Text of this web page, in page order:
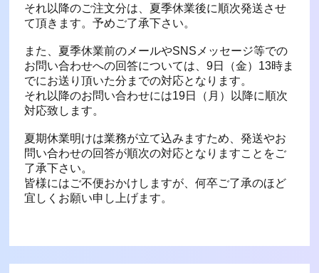
それ以降のご注文分は、夏季休業後に順次発送させ
て頂きます。予めご了承下さい。
また、夏季休業前のメールやSNSメッセージ等での
お問い合わせへの回答については、9日（金）13時ま
でにお送り頂いた分までの対応となります。
それ以降のお問い合わせには19日（月）以降に順次
対応致します。
夏期休業明けは業務が立て込みますため、発送やお
問い合わせの回答が順次の対応となりますことをご
了承下さい。
皆様にはご不便おかけしますが、何卒ご了承のほど
宜しくお願い申し上げます。